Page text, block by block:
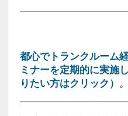
都心でトランクルーム
ミナーを定期的に実施
りたい方はクリック） 。